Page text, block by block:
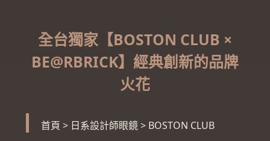
全台獨家【BOSTON CLUB ×
BE@RBRICK】經典創新的品牌
火花
首頁 > 日系設計師眼鏡> BOSTON CLUB